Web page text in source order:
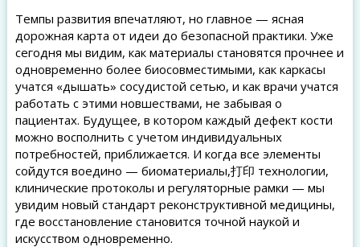
Темпы развития впечатляют, но главное — ясная
дорожная карта от идеи до безопасной практики. Уже
сегодня мы видим, как материалы становятся прочнее и
одновременно более биосовместимыми, как каркасы
учатся «дышать» сосудистой сетью, и как врачи учатся
работать с этими новшествами, не забывая о
пациентах. Будущее, в котором каждый дефект кости
можно восполнить с учетом индивидуальных
потребностей, приближается. И когда все элементы
сойдутся воедино — биоматериалы,打印 технологии,
клинические протоколы и регуляторные рамки — мы
увидим новый стандарт реконструктивной медицины,
где восстановление становится точной наукой и
искусством одновременно.